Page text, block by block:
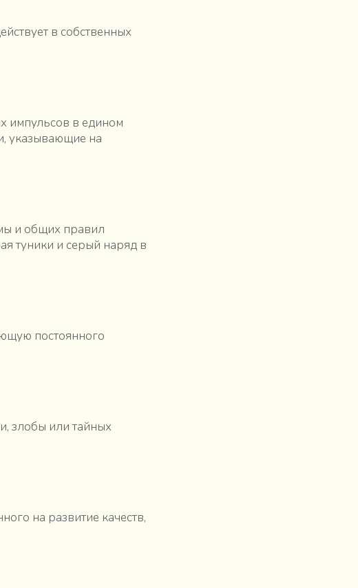
в собственных
импульсов в едином
указывающие на
и общих правил
туники и серый наряд в
постоянного
злобы или тайных
на развитие качеств,